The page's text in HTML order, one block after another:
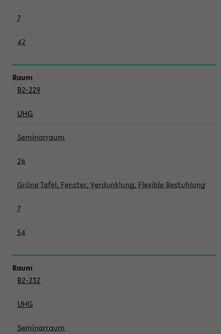
7
42
B2-229
UHG
Seminarraum
26
Grüne Tafel, Fenster, Verdunklung, Flexible Bestuhlung
7
54
B2-232
UHG
Seminarraum